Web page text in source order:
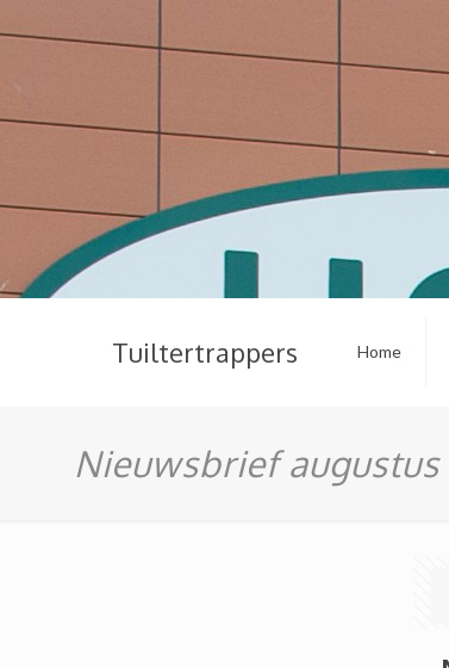
Tuiltertrappers Home
Nieuwsbrief augustus